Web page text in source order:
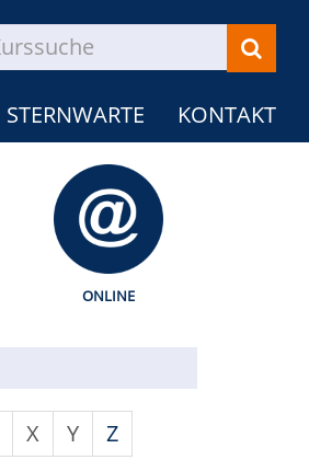
STERNWARTE KONTAKT
ONLINE
X Y Z